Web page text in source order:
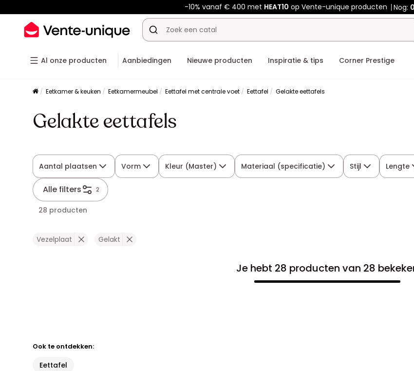
-10% vanaf € 400 met HEAT10 op Vente-unique producten Nog:
Al onze producten Aanbiedingen Nieuwe producten Inspiratie & tips Corner Prestige
Eetkamer & keuken Eetkamermeubel Eettafel met centrale voet Eettafel Gelakte eettafels
Gelakte eettafels
Aantal plaatsen Vorm Kleur (Master) Materiaal (specificatie) Stijl Lengte
Alle filters 2
28 producten
Vezelplaat Gelakt
Je hebt 28 producten van 28
Ook te ontdekken:
Eettafel